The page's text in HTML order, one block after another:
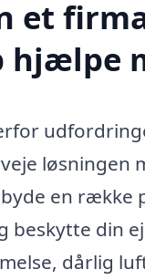
et
hjælpe
løsningen
en
beskytte din
dårlig